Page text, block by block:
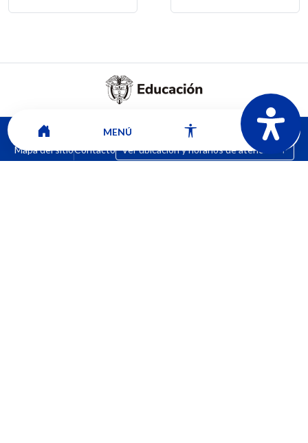
Mapa del sitioContacto Ver ubicación y horarios de atención
MENÚ